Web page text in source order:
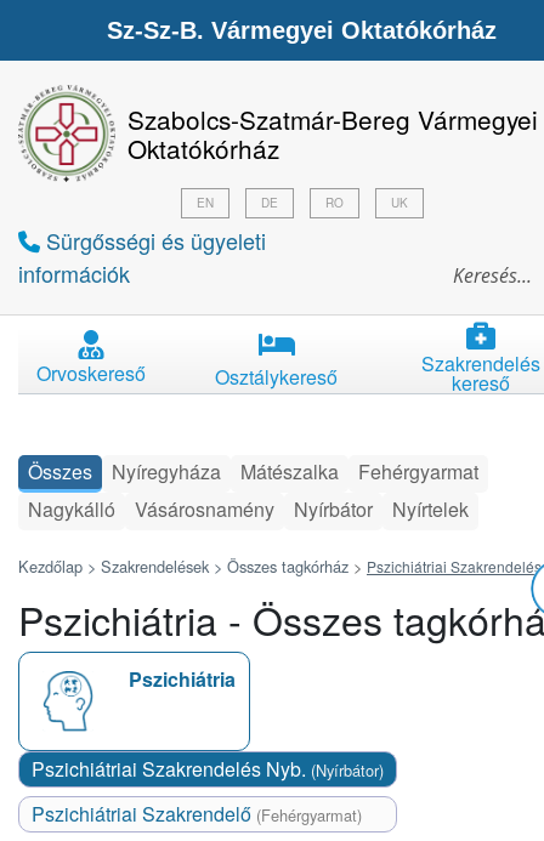
Szabolcs-Szatmár-Bereg Vármegyei
Oktatókórház
Sürgősségi és ügyeleti
információk
EN DE RO UK
Orvoskereső Osztálykereső Szakrendelés
kereső
Összes Nyíregyháza Mátészalka
Fehérgyarmat
Nagykálló
Vásárosnamény Nyírbátor Nyírtelek
Kezdőlap > Szakrendelések > Összes tagkórház > Pszichiátriai
Pszichiátria - Összes
Pszichiátria
Pszichiátriai Szakrendelés Nyb. (Nyírbátor)
Pszichiátriai Szakrendelő (Fehérgyarmat)
Sz-Sz-B. Vármegyei Oktatókórház